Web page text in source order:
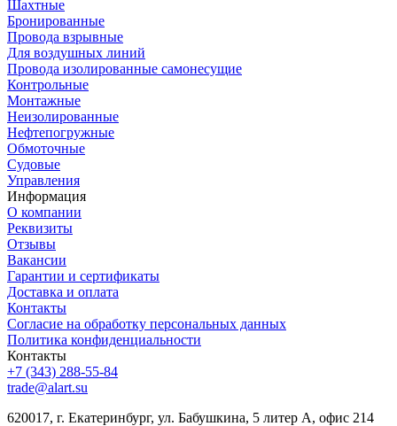
Шахтные
Бронированные
Провода взрывные
Для воздушных линий
Провода изолированные самонесущие
Контрольные
Монтажные
Неизолированные
Нефтепогружные
Обмоточные
Судовые
Управления
Информация
О компании
Реквизиты
Отзывы
Вакансии
Гарантии и сертификаты
Доставка и оплата
Контакты
Согласие на обработку персональных данных
Политика конфиденциальности
Контакты
+7 (343) 288-55-84
trade@alart.su
620017, г. Екатеринбург, ул. Бабушкина, 5 литер А, офис 214